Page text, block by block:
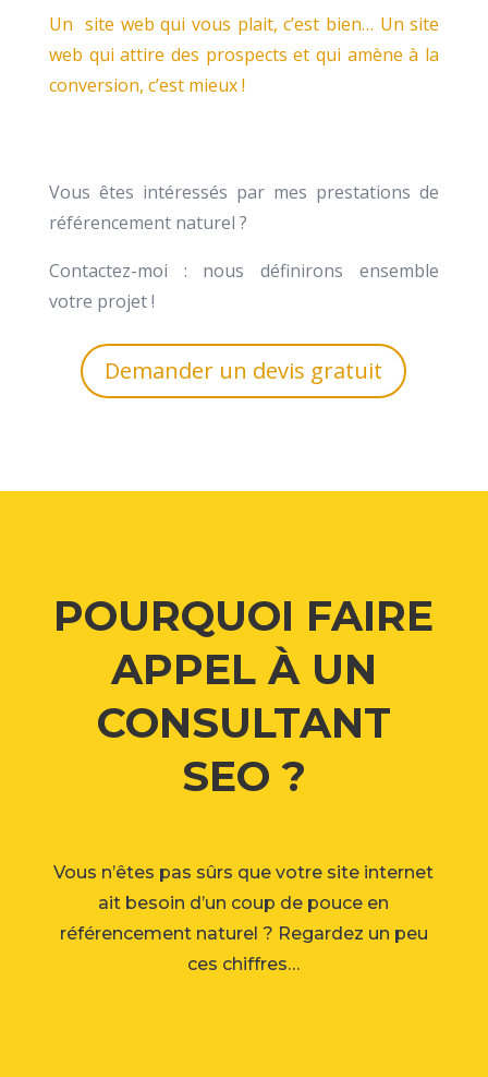
Un site web qui vous plait, c’est bien… Un site
web qui attire des prospects et qui amène à la
conversion, c’est mieux !
Vous êtes intéressés par mes prestations de
référencement naturel ?
Contactez-moi : nous définirons ensemble
votre projet !
Demander un devis gratuit
POURQUOI FAIRE
APPEL À UN
CONSULTANT
SEO ?
Vous n’êtes pas sûrs que votre site internet
ait besoin d’un coup de pouce en
référencement naturel ? Regardez un peu
ces chiffres…